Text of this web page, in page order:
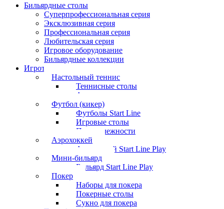
Бильярдные столы
Суперпрофессиональная серия
Эксклюзивная серия
Профессиональная серия
Любительская серия
Игровое оборудование
Бильярдные коллекции
Игротека
Настольный теннис
Теннисные столы
Аксессуары
Футбол (кикер)
Футболы Start Line
Игровые столы
Принадлежности
Аэрохоккей
Аэрохоккей Start Line Play
Мини-бильярд
Бильярд Start Line Play
Покер
Наборы для покера
Покерные столы
Сукно для покера